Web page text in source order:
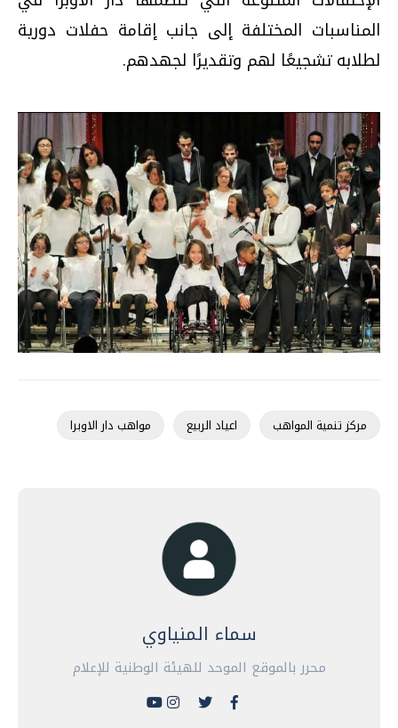
المناسبات المختلفة إلى جانب إقامة حفلات دورية
لطلابه تشجيعًا لهم وتقديرًا لجهدهم.
مركز تنمية المواهب اعياد الربيع مواهب دار الاوبرا
سماء المنياوي
محرر بالموقع الموحد للهيئة الوطنية للإعلام